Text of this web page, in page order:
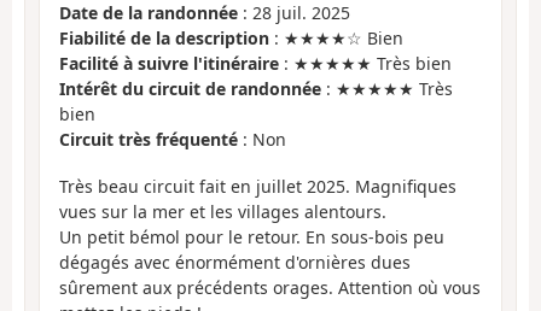
Date de la randonnée : 28 juil. 2025
Fiabilité de la description : ★★★★☆ Bien
Facilité à suivre l'itinéraire : ★★★★★ Très bien
Intérêt du circuit de randonnée : ★★★★★ Très
bien
Circuit très fréquenté : Non
Très beau circuit fait en juillet 2025. Magnifiques
vues sur la mer et les villages alentours.
Un petit bémol pour le retour. En sous-bois peu
dégagés avec énormément d'ornières dues
sûrement aux précédents orages. Attention où vous